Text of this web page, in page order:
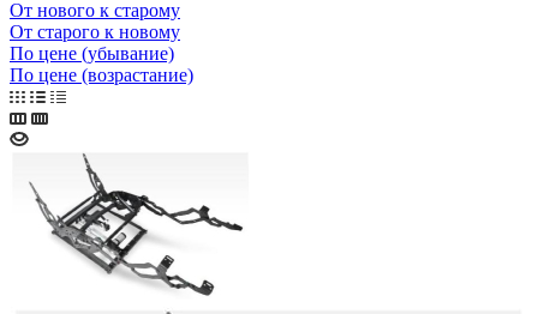
От нового к старому
От старого к новому
По цене (убывание)
По цене (возрастание)